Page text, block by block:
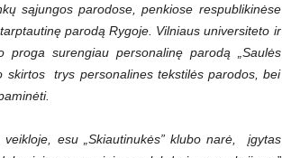
sąjungos parodose, penkiose respublikinėse
parodą Rygoje. Vilniaus universiteto ir
proga surengiau personalinę parodą „Saulės
skirtos trys personalines tekstilės parodos, bei
esu „Skiautinukės” klubo narė, įgytas